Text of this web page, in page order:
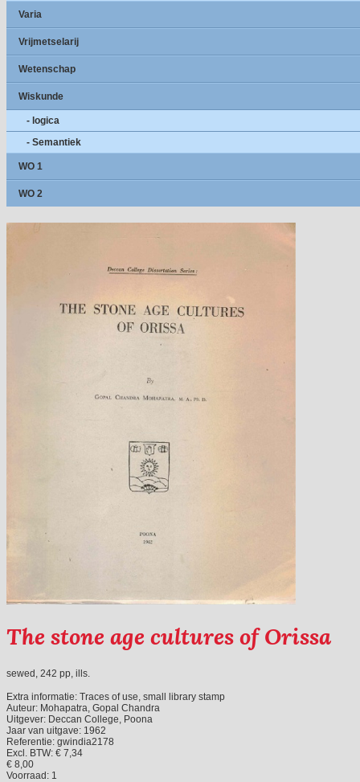
Varia
Vrijmetselarij
Wetenschap
Wiskunde
- logica
- Semantiek
WO 1
WO 2
The stone age cultures of Orissa
sewed, 242 pp, ills.
Extra informatie: Traces of use, small library stamp
Auteur: Mohapatra, Gopal Chandra
Uitgever: Deccan College, Poona
Jaar van uitgave: 1962
Referentie: gwindia2178
Excl. BTW: € 7,34
€ 8,00
Voorraad: 1